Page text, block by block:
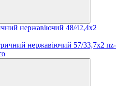
нержавіючий 48/42,4х2